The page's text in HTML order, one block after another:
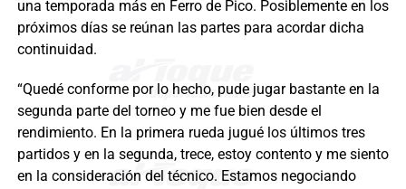
una temporada más en Ferro de Pico. Posiblemente en los
próximos días se reúnan las partes para acordar dicha
continuidad.
“Quedé conforme por lo hecho, pude jugar bastante en la
segunda parte del torneo y me fue bien desde el
rendimiento. En la primera rueda jugué los últimos tres
partidos y en la segunda, trece, estoy contento y me siento
en la consideración del técnico. Estamos negociando